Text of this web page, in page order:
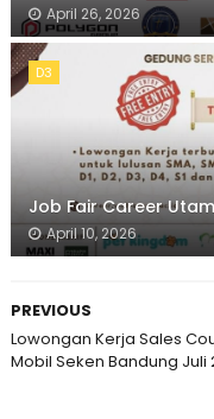
April 26, 2026
D3
Job Fair Career
April 10, 2026
PREVIOUS
Lowongan Kerja Sales
Mobil Seken Bandung Juli